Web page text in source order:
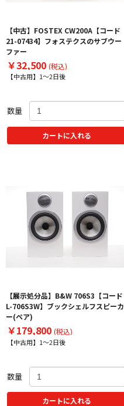
【中古】FOSTEX CW200A【コード
21-07434】フォステクスのサブウー
ファー
￥32,500 (税込)
【中古用】1～2日後
数量
カートに入れる
【展示処分品】B&W 706S3【コード
L-706S3W】ブックシェルフスピーカ
ー(ペア)
￥179,800 (税込)
【中古用】1～2日後
数量
カートに入れる